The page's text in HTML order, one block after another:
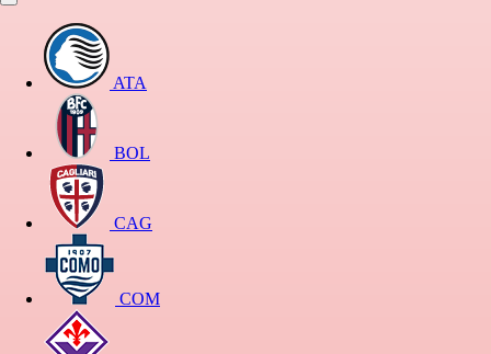
ATA
BOL
CAG
COM